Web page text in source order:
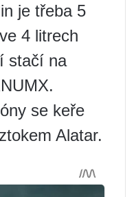
je třeba 5
4 litrech
stačí na
se keře
Alatar.